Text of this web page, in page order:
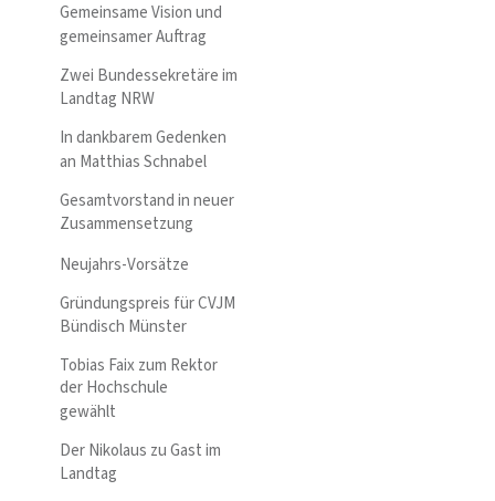
Gemeinsame Vision und
gemeinsamer Auftrag
Zwei Bundessekretäre im
Landtag NRW
In dankbarem Gedenken
an Matthias Schnabel
Gesamtvorstand in neuer
Zusammensetzung
Neujahrs-Vorsätze
Gründungspreis für CVJM
Bündisch Münster
Tobias Faix zum Rektor
der Hochschule
gewählt
Der Nikolaus zu Gast im
Landtag